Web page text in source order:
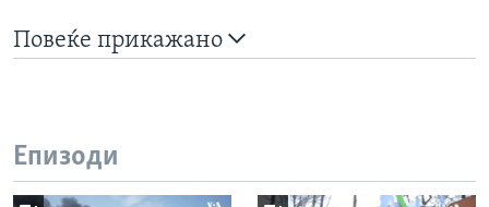
Повеќе прикажано
Епизоди